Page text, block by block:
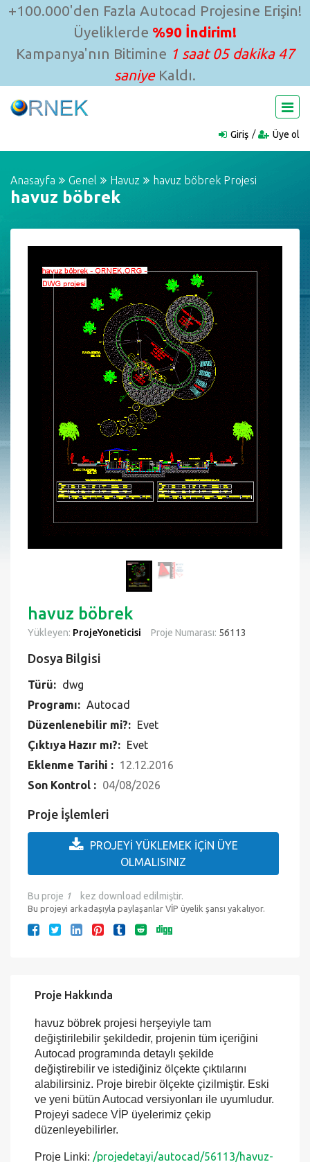
+100.000'den Fazla Autocad Projesine Erişin!
Üyeliklerde %90 İndirim!
Kampanya'nın Bitimine 1 saat 05 dakika 47
saniyeKaldı.
Giriş Üye ol
Anasayfa Genel Havuz havuz böbrek Projesi
havuz böbrek
havuz böbrek
Yükleyen: ProjeYoneticisi Proje Numarası: 56113
Dosya Bilgisi
Türü: dwg
Programı: Autocad
Düzenlenebilir mi?: Evet
Çıktıya Hazır mı?: Evet
Eklenme Tarihi : 12.12.2016
Son Kontrol : 04/08/2026
Proje İşlemleri
PROJEYİ YÜKLEMEK İÇİN ÜYE
OLMALISINIZ
Bu proje 1 kez download edilmiştir.
Bu projeyi arkadaşıyla paylaşanlar VİP üyelik şansı yakalıyor.
Proje Hakkında
havuz böbrek projesi herşeyiyle tam
değiştirilebilir şekildedir, projenin tüm içeriğini
Autocad programında detaylı şekilde
değiştirebilir ve istediğiniz ölçekte çıktılarını
alabilirsiniz. Proje birebir ölçekte çizilmiştir. Eski
ve yeni bütün Autocad versiyonları ile uyumludur.
Projeyi sadece VİP üyelerimiz çekip
düzenleyebilirler.
Proje Linki: /projedetayi/autocad/56113/havuz-